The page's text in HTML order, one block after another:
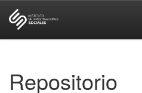
Repositorio